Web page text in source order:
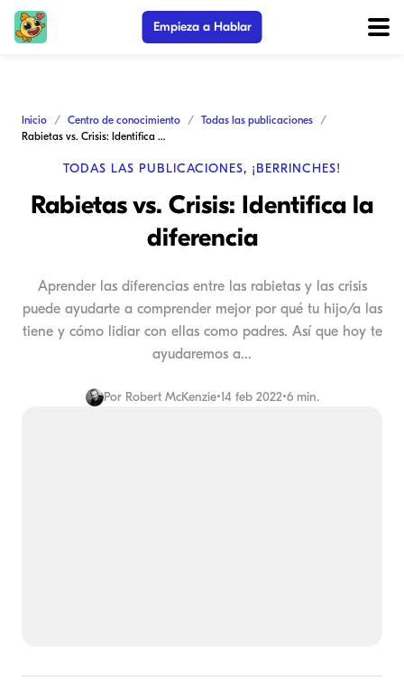
Empieza a Hablar
Inicio Centro de conocimiento
Todas las publicaciones
Rabietas vs. Crisis: Identifica la diferencia
TODAS LAS PUBLICACIONES, ¡BERRINCHES!
Rabietas vs. Crisis: Identifica la
diferencia
Aprender las diferencias entre las rabietas y las crisis
puede ayudarte a comprender mejor por qué tu hijo/a las
tiene y cómo lidiar con ellas como padres. Así que hoy te
ayudaremos a...
Por Robert McKenzie•14 feb 2022•6 min.